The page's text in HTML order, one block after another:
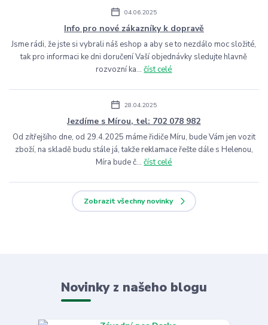
04.06.2025
Info pro nové zákazníky k dopravě
Jsme rádi, že jste si vybrali náš eshop a aby se to nezdálo moc složité,
tak pro informaci ke dni doručení Vaší objednávky sledujte hlavně
rozvozní ka...číst celé
28.04.2025
Jezdíme s Mírou, tel: 702 078 982
Od zítřejšího dne, od 29.4.2025 máme řidiče Míru, bude Vám jen vozit
zboží, na skladě budu stále já, takže reklamace řešte dále s Helenou,
Míra bude č...číst celé
Zobrazit všechny novinky
Novinky z našeho blogu